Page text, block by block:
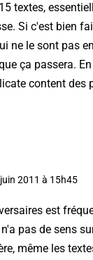
textes,
Si c'est bien
ne le sont pas
ça passera.
content des
juin 2011 à 15h45
est
pas de sens
même les